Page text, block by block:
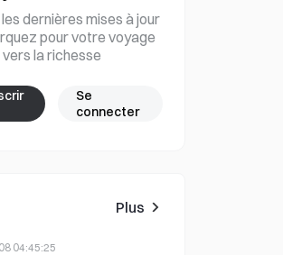
dernières mises à jour
pour votre voyage
vers la richesse
Se
connecter
Plus
04:45:25